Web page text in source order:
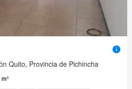
Quito, Provincia de Pichincha